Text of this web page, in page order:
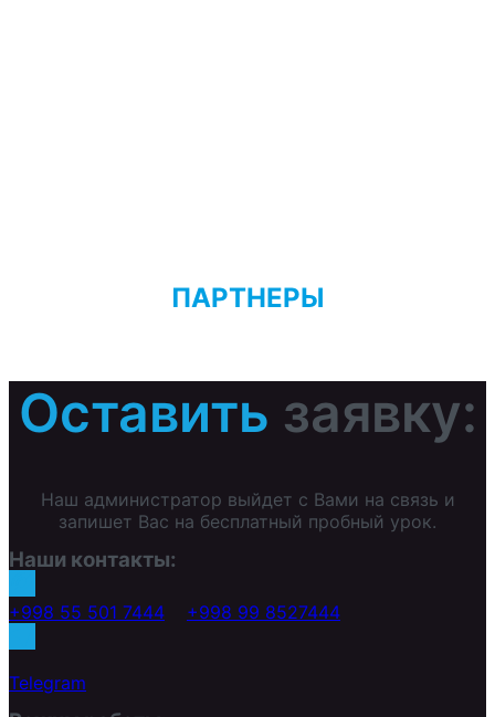
ПАРТНЕРЫ
Оставить заявку:
Наш администратор выйдет с Вами на связь и
запишет Вас на бесплатный пробный урок.
Наши контакты:
+998 55 501 7444 +998 99 8527444
Telegram